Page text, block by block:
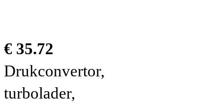
€ 35.72
Drukconvertor,
turbolader,